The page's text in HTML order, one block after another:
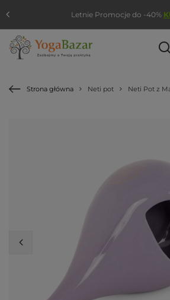
Strona główna Neti pot Neti Pot z
Letnie Promocje do -40%